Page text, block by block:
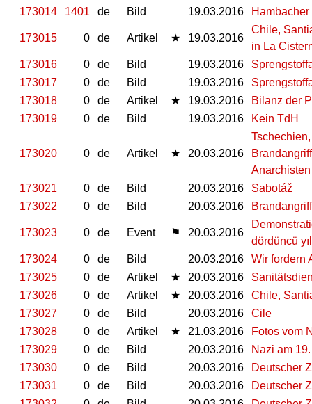
173014
1401 de Bild 19.03.2016 Hambacher
173015 0 de Artikel ★ 19.03.2016
Chile,
in La
173016
0 de Bild 19.03.2016
173017
0 de Bild 19.03.2016
173018
0 de Artikel ★ 19.03.2016
Bilanz der
173019
0 de Bild 19.03.2016 Kein TdH
173020 0 de Artikel ★ 20.03.2016
173021
0 de Bild 20.03.2016
Sabotáž
173022
0 de Bild 20.03.2016
173023 0 de Event ⚑ 20.03.2016
dördüncü
173024
0 de Bild 20.03.2016
Wir fordern
173025
0 de Artikel ★ 20.03.2016
173026
0 de Artikel ★ 20.03.2016
Chile,
173027
0 de Bild 20.03.2016
Cile
173028
0 de Artikel ★ 21.03.2016
Fotos vom
173029
0 de Bild 20.03.2016
Nazi am
173030
0 de Bild 20.03.2016
Deutscher
173031
0 de Bild 20.03.2016
Deutscher